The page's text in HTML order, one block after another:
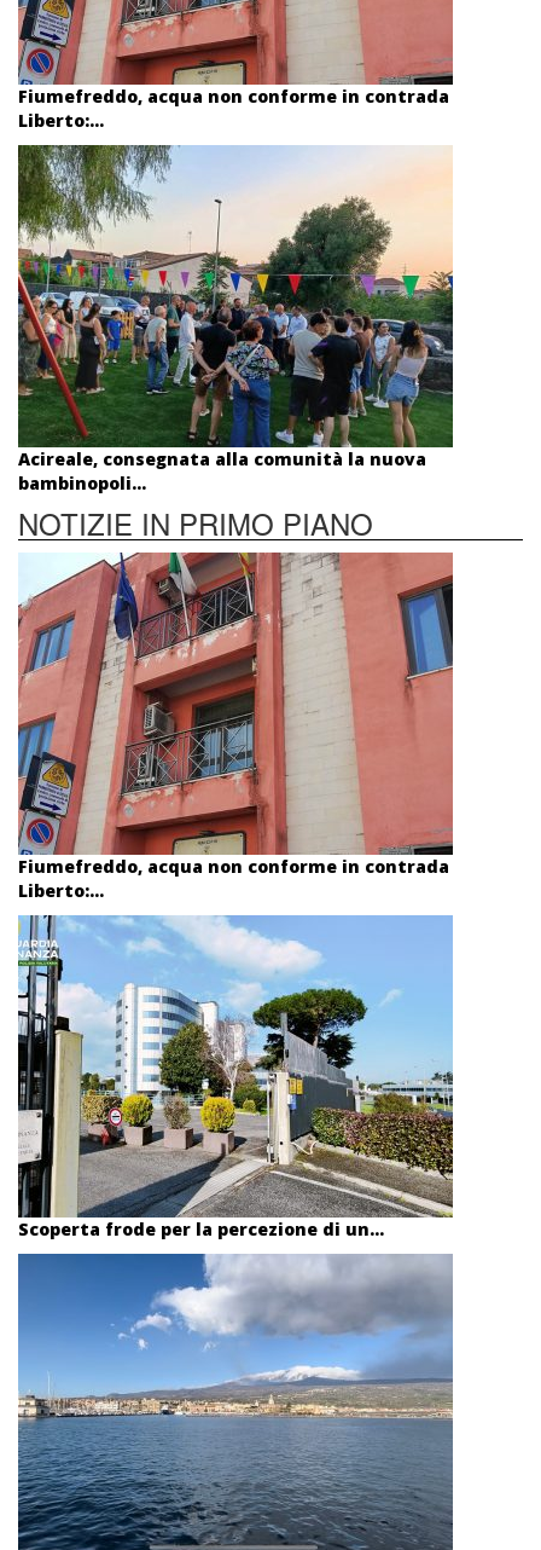
Fiumefreddo, acqua non conforme in contrada
Liberto:...
Acireale, consegnata alla comunità la nuova
bambinopoli...
NOTIZIE IN PRIMO PIANO
Fiumefreddo, acqua non conforme in contrada
Liberto:...
Scoperta frode per la percezione di un...